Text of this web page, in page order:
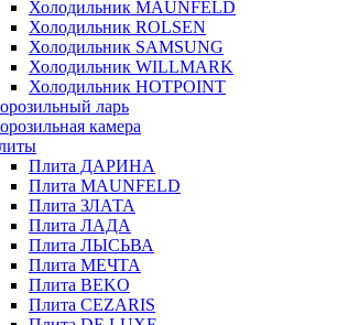
Холодильник MAUNFELD
Холодильник ROLSEN
Холодильник SAMSUNG
Холодильник WILLMARK
Холодильник HOTPOINT
ларь
камера
Плита ДАРИНА
Плита MAUNFELD
Плита ЗЛАТА
Плита ЛАДА
Плита ЛЫСЬВА
Плита МЕЧТА
Плита BEKO
Плита CEZARIS